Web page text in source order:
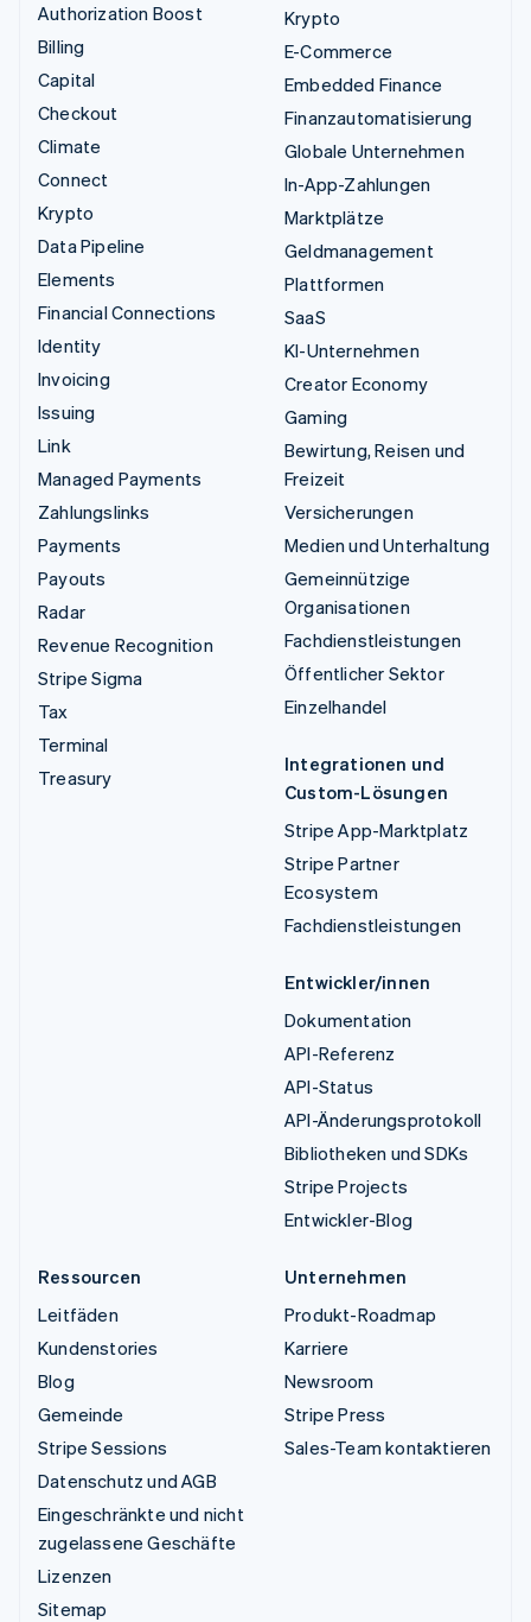
Authorization Boost
Billing
Capital
Checkout
Climate
Connect
Krypto
Data Pipeline
Elements
Financial Connections
Identity
Invoicing
Issuing
Link
Managed Payments
Zahlungslinks
Payments
Payouts
Radar
Revenue Recognition
Stripe Sigma
Tax
Terminal
Treasury
Krypto
E-Commerce
Embedded Finance
Finanzautomatisierung
Globale Unternehmen
In-App-Zahlungen
Marktplätze
Geldmanagement
Plattformen
SaaS
KI-Unternehmen
Creator Economy
Gaming
Bewirtung, Reisen und
Freizeit
Versicherungen
Medien und Unterhaltung
Gemeinnützige
Organisationen
Fachdienstleistungen
Öffentlicher Sektor
Einzelhandel
Integrationen und
Custom-Lösungen
Stripe App-Marktplatz
Stripe Partner
Ecosystem
Fachdienstleistungen
Entwickler/innen
Dokumentation
API-Referenz
API-Status
API-Änderungsprotokoll
Bibliotheken und SDKs
Stripe Projects
Entwickler-Blog
Ressourcen
Leitfäden
Kundenstories
Blog
Gemeinde
Stripe Sessions
Datenschutz und AGB
Eingeschränkte und nicht
zugelassene Geschäfte
Lizenzen
Sitemap
Unternehmen
Produkt-Roadmap
Karriere
Newsroom
Stripe Press
Sales-Team kontaktieren